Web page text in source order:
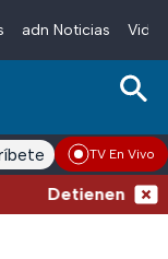
adn Noticias
Noticias RadioTV En Vivo
Detienen al